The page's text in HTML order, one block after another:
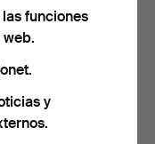
oro, 23K, con perla,
8 may 2026
funciones
y